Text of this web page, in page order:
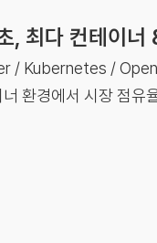
, 최다 컨테이너
/ Kubernetes /
환경에서 시장 점유